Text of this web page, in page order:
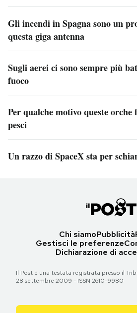
Gli incendi in Spagna sono un
questa giga antenna
Sugli aerei ci sono sempre più
fuoco
Per qualche motivo queste orche
pesci
Un razzo di SpaceX sta per
Chi siamoPubblicità
Gestisci le preferenze
Dichiarazione di
Il Post è una testata registrata presso il
28 settembre 2009 - ISSN 2610-9980